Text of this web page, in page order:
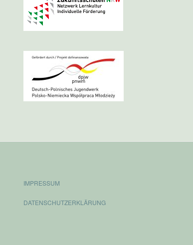
IMPRESSUM
DATENSCHUTZERKLÄRUNG